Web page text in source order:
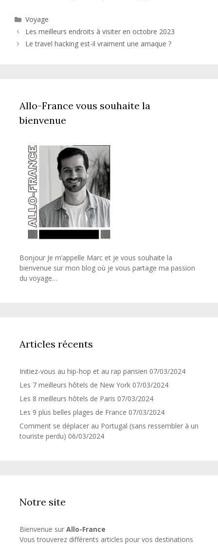
Catégories
Voyage
Les meilleurs endroits à visiter en octobre 2023
Le travel hacking est-il vraiment une arnaque ?
Allo-France vous souhaite la
bienvenue
Bonjour Je m’appelle Marc et je vous souhaite la
bienvenue sur mon blog où je vous partage ma passion
du voyage…
Articles récents
Initiez-vous au hip-hop et au rap parisien 07/03/2024
Les 7 meilleurs hôtels de New York 07/03/2024
Les 8 meilleurs hôtels de Paris 07/03/2024
Les 9 plus belles plages de France 07/03/2024
Comment se déplacer au Portugal (sans ressembler à un
touriste perdu) 06/03/2024
Notre site
Bienvenue sur Allo-France
Vous trouverez différents articles pour vos destinations